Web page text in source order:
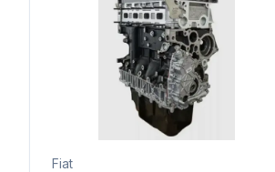
Fiat